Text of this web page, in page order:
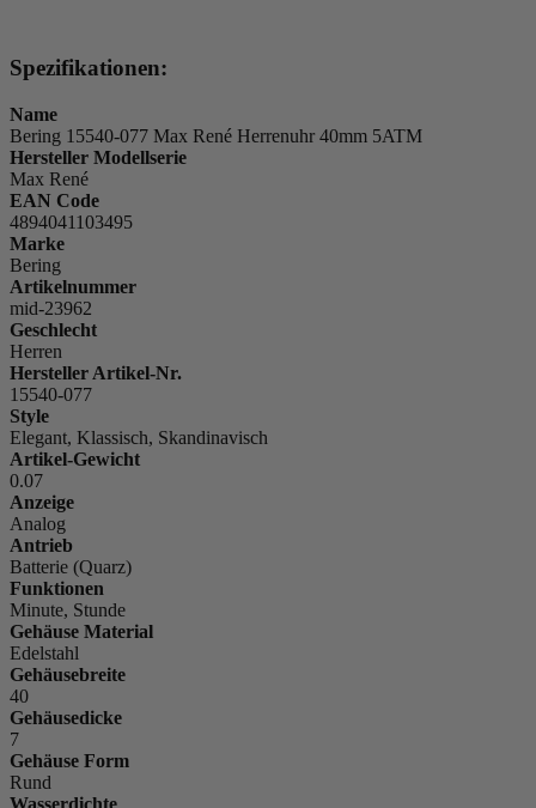
Spezifikationen:
Name
Bering 15540-077 Max René Herrenuhr 40mm 5ATM
Hersteller Modellserie
Max René
EAN Code
4894041103495
Marke
Bering
Artikelnummer
mid-23962
Geschlecht
Herren
Hersteller Artikel-Nr.
15540-077
Style
Elegant, Klassisch, Skandinavisch
Artikel-Gewicht
0.07
Anzeige
Analog
Antrieb
Batterie (Quarz)
Funktionen
Minute, Stunde
Gehäuse Material
Edelstahl
Gehäusebreite
40
Gehäusedicke
7
Gehäuse Form
Rund